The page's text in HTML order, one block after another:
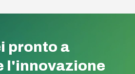
pronto a
l'innovazione